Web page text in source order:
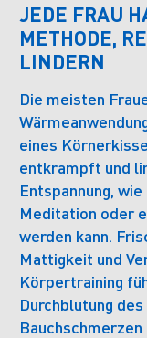
JEDE FRAU
METHODE,
LINDERN
Die meisten
eines
entkrampft und
Entspannung,
Meditation oder
werden kann.
Mattigkeit und
Körpertraining
Durchblutung